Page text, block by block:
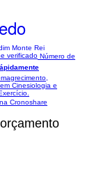
Monte Rei
Número de
Cinesiologia e
Cronoshare